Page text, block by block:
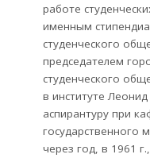
работе
именным
студенческого
председателем
студенческого
в институте
аспирантуру при
государственного
через год, в 1961